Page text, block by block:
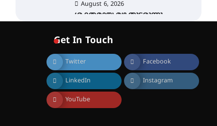
August 6, 2026
ശക്തമായ മഴ തുടരുന്നു –
തൃശൂർ ജില്ലയിൽ എല്ലാ
സ്ഥാപനങ്ങൾക്കും
August 7, 2026
എം.ജി. യൂണിവേഴ്‌സിറ്റിയിൽ
നിന്ന് ഇംഗ്ളീഷ്
സാഹിത്യത്തിൽ ഡോക്ടറേറ്റ്
നേടിയ എൻ. ആര്യ
Get In Touch
Twitter Facebook
LinkedIn Instagram
YouTube